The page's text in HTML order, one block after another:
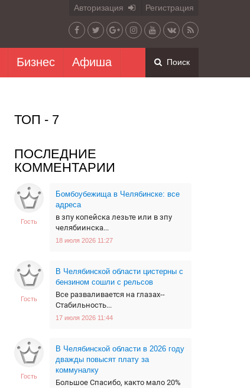
Авторизация Регистрация
Бизнес Афиша Поиск
ТОП - 7
ПОСЛЕДНИЕ
КОММЕНТАРИИ
Гость
Бомбоубежища в Челябинске: все
адреса
в зпу копейска лезьте или в зпу
челябиинска...
18 июля 2026 11:27
Гость
В Челябинской области цистерны с
бензином сошли с рельсов
Все разваливается на глазах--
Стабильность...
17 июля 2026 11:44
Гость
В Челябинской области в 2026 году
дважды повысят плату за
коммуналку
Большое Спасибо, както мало 20%